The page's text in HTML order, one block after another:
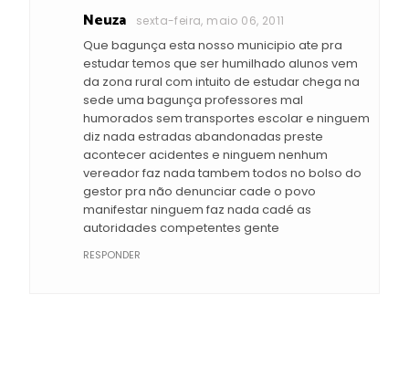
Neuza sexta-feira, maio 06, 2011
Que bagunça esta nosso municipio ate pra
estudar temos que ser humilhado alunos vem
da zona rural com intuito de estudar chega na
sede uma bagunça professores mal
humorados sem transportes escolar e ninguem
diz nada estradas abandonadas preste
acontecer acidentes e ninguem nenhum
vereador faz nada tambem todos no bolso do
gestor pra não denunciar cade o povo
manifestar ninguem faz nada cadé as
autoridades competentes gente
RESPONDER